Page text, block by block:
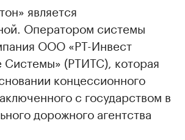
является
Оператором системы
ООО «РТ-Инвест
Системы» (РТИТС), которая
концессионного
с государством в
дорожного агентства